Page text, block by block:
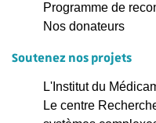
Programme de
Nos donateurs
Soutenez nos projets
L'Institut du
Le centre